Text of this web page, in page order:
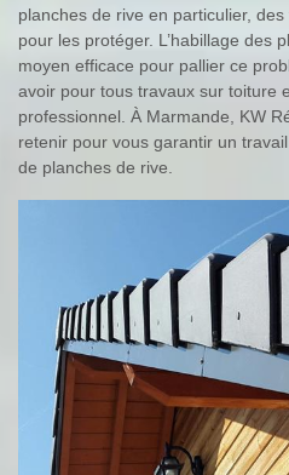
planches de rive en particulier,
pour les protéger. L’habillage des
moyen efficace pour pallier ce
avoir pour tous travaux sur toiture
professionnel. À Marmande, KW
retenir pour vous garantir un
de planches de rive.